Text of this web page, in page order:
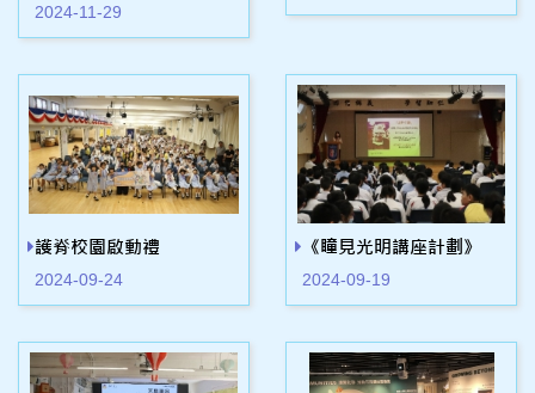
2024-11-29
護脊校園啟動禮
2024-09-24
《瞳見光明講座計劃》
2024-09-19